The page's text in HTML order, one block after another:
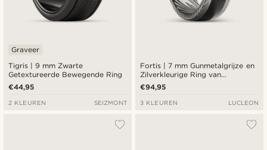
Tigris | 9 mm Zwarte
Getextureerde Bewegende Ring
Graveer
€44,95
2 KLEUREN SEIZMONT
Fortis | 7 mm Gunmetalgrijze en
Zilverkleurige Ring van
Damascusstaal met Onyx Inleg
€94,95
3 KLEUREN LUCLEON